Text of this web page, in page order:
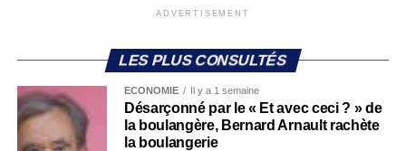
ADVERTISEMENT
LES PLUS CONSULTÉS
ECONOMIE Il y a 1 semaine
Désarçonné par le « Et avec ceci ? » de
la boulangère, Bernard Arnault rachète
la boulangerie